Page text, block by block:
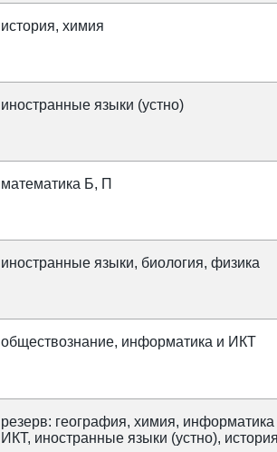
история, химия
иностранные языки (устно)
математика Б, П
иностранные языки, биология, физика
обществознание, информатика и ИКТ
резерв: география, химия, информатика
ИКТ, иностранные языки (устно),